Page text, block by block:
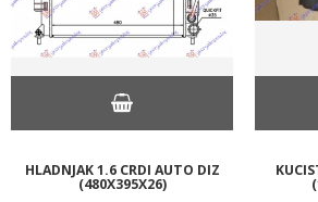
HLADNJAK 1.6 CRDI AUTO DIZ
(480X395X26)